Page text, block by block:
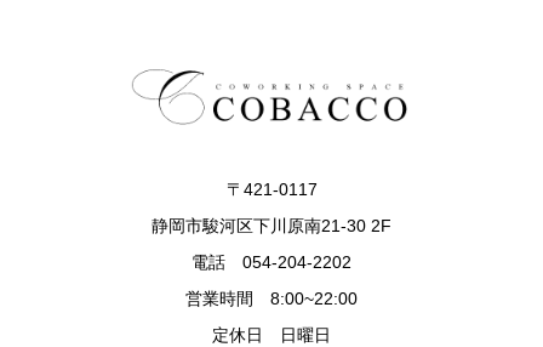
〒421-0117
静岡市駿河区下川原南21-30 2F
電話 054-204-2202
営業時間 8:00~22:00
定休日 日曜日